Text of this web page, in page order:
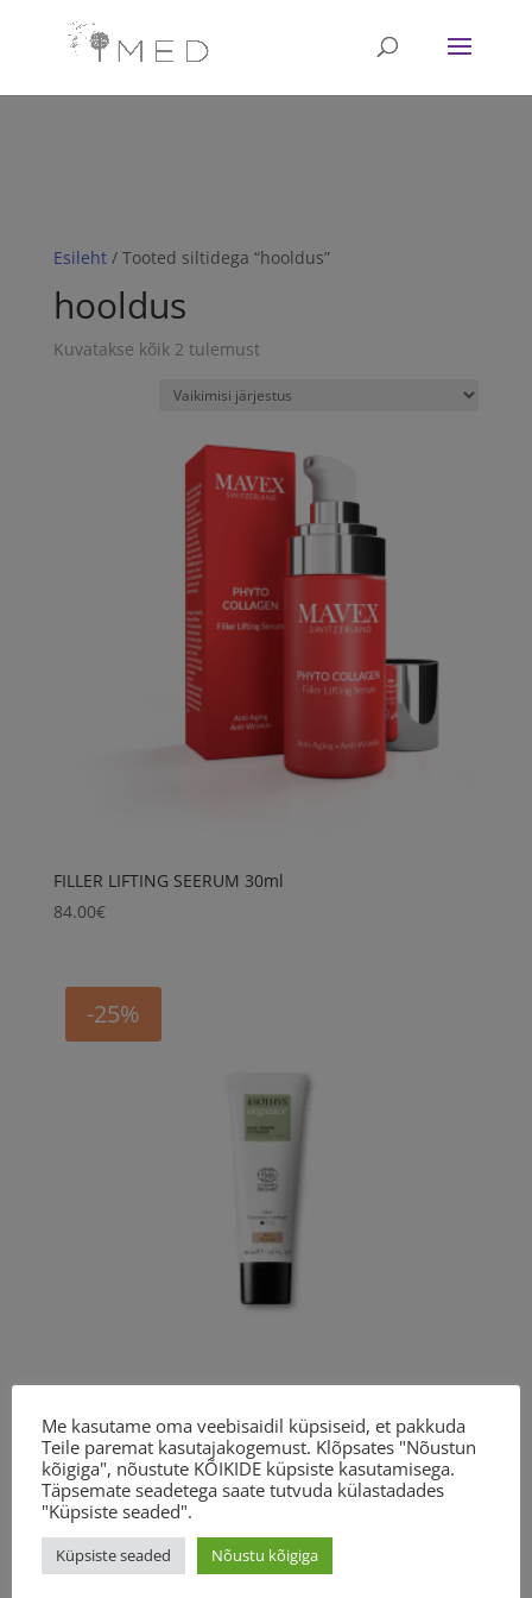
fbq('init', '<1751628081702672>'); fbq('track', 'PageView'); // Once
affirmative consent has been granted fbq('consent', 'grant');
Esileht/ Tooted siltidega “hooldus”
hooldus
Kuvatakse kõik 2 tulemust
FILLER LIFTING SEERUM 30ml
84.00€
-25%
Sothys Organics ® Hydrating tinted care – N20
naturel 30 ml
50.00€Algne
hind
50.00€.
37.50€Praegune
hind
37.50€.
Toote otsing
Me kasutame oma veebisaidil küpsiseid, et pakkuda
Teile paremat kasutajakogemust. Klõpsates "Nõustun
kõigiga", nõustute KÕIKIDE küpsiste kasutamisega.
Täpsemate seadetega saate tutvuda külastadades
"Küpsiste seaded".
Küpsiste seaded Nõustu kõigiga